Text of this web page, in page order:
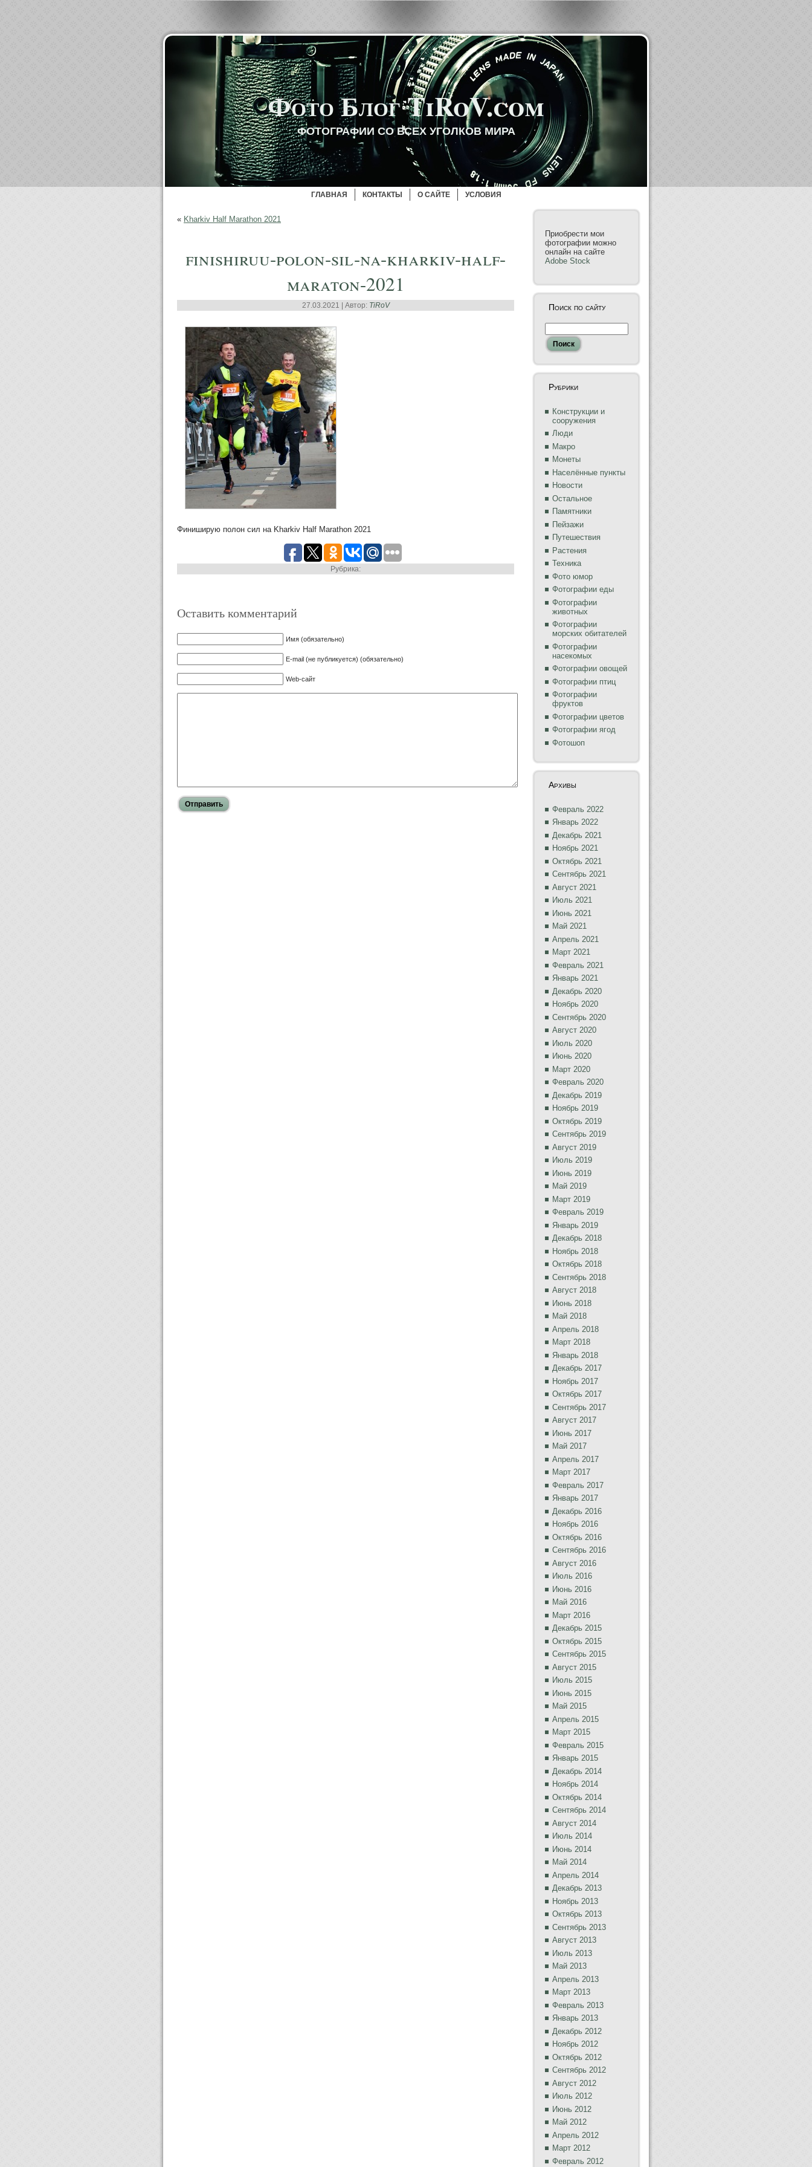
Фото Блог TiRoV.com
ФОТОГРАФИИ СО ВСЕХ УГОЛКОВ МИРА
ГЛАВНАЯ КОНТАКТЫ О САЙТЕ УСЛОВИЯ
« Kharkiv Half Marathon 2021
finishiruu-polon-sil-na-kharkiv-half-
maraton-2021
27.03.2021 | Автор: TiRoV
Финиширую полон сил на Kharkiv Half Marathon 2021
Рубрика:
Оставить комментарий
Имя (обязательно)
E-mail (не публикуется) (обязательно)
Web-сайт
Приобрести мои
фотографии можно
онлайн на сайте
Adobe Stock
Поиск по сайту
Рубрики
Конструкции и
сооружения
Люди
Макро
Монеты
Населённые пункты
Новости
Остальное
Памятники
Пейзажи
Путешествия
Растения
Техника
Фото юмор
Фотографии еды
Фотографии
животных
Фотографии
морских обитателей
Фотографии
насекомых
Фотографии овощей
Фотографии птиц
Фотографии
фруктов
Фотографии цветов
Фотографии ягод
Фотошоп
Архивы
Февраль 2022
Январь 2022
Декабрь 2021
Ноябрь 2021
Октябрь 2021
Сентябрь 2021
Август 2021
Июль 2021
Июнь 2021
Май 2021
Апрель 2021
Март 2021
Февраль 2021
Январь 2021
Декабрь 2020
Ноябрь 2020
Сентябрь 2020
Август 2020
Июль 2020
Июнь 2020
Март 2020
Февраль 2020
Декабрь 2019
Ноябрь 2019
Октябрь 2019
Сентябрь 2019
Август 2019
Июль 2019
Июнь 2019
Май 2019
Март 2019
Февраль 2019
Январь 2019
Декабрь 2018
Ноябрь 2018
Октябрь 2018
Сентябрь 2018
Август 2018
Июнь 2018
Май 2018
Апрель 2018
Март 2018
Январь 2018
Декабрь 2017
Ноябрь 2017
Октябрь 2017
Сентябрь 2017
Август 2017
Июнь 2017
Май 2017
Апрель 2017
Март 2017
Февраль 2017
Январь 2017
Декабрь 2016
Ноябрь 2016
Октябрь 2016
Сентябрь 2016
Август 2016
Июль 2016
Июнь 2016
Май 2016
Март 2016
Декабрь 2015
Октябрь 2015
Сентябрь 2015
Август 2015
Июль 2015
Июнь 2015
Май 2015
Апрель 2015
Март 2015
Февраль 2015
Январь 2015
Декабрь 2014
Ноябрь 2014
Октябрь 2014
Сентябрь 2014
Август 2014
Июль 2014
Июнь 2014
Май 2014
Апрель 2014
Декабрь 2013
Ноябрь 2013
Октябрь 2013
Сентябрь 2013
Август 2013
Июль 2013
Май 2013
Апрель 2013
Март 2013
Февраль 2013
Январь 2013
Декабрь 2012
Ноябрь 2012
Октябрь 2012
Сентябрь 2012
Август 2012
Июль 2012
Июнь 2012
Май 2012
Апрель 2012
Март 2012
Февраль 2012